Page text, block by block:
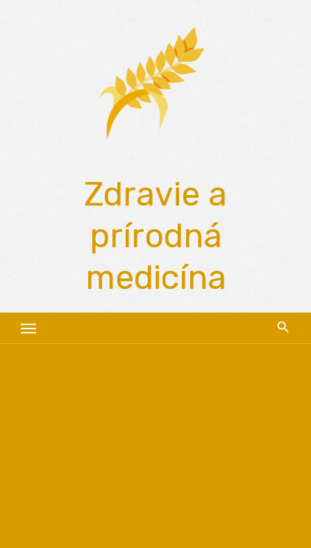
Zdravie a
prírodná
medicína